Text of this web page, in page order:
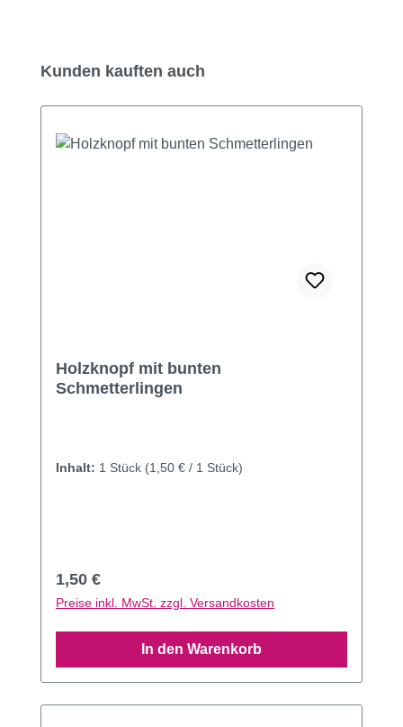
Produktgalerie überspringen
Kunden kauften auch
Holzknopf mit bunten
Schmetterlingen
Inhalt: 1 Stück (1,50 € / 1 Stück)
Regulärer Preis:
1,50 €
Preise inkl. MwSt. zzgl. Versandkosten
In den Warenkorb